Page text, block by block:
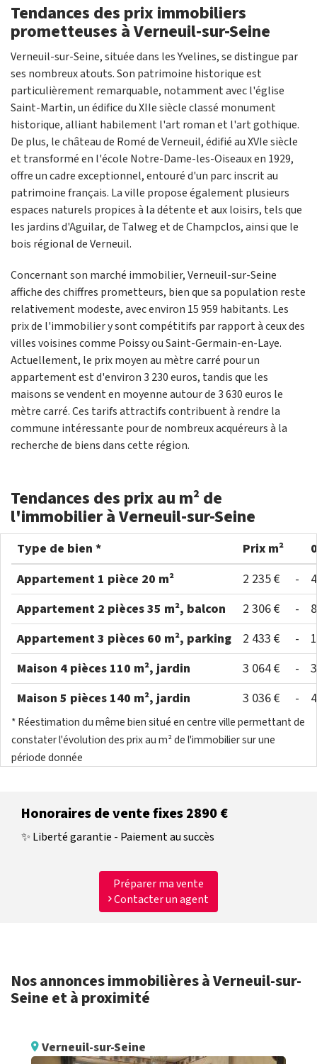
Tendances des prix immobiliers
prometteuses à Verneuil-sur-Seine
Verneuil-sur-Seine, située dans les Yvelines, se distingue par
ses nombreux atouts. Son patrimoine historique est
particulièrement remarquable, notamment avec l'église
Saint-Martin, un édifice du XIIe siècle classé monument
historique, alliant habilement l'art roman et l'art gothique.
De plus, le château de Romé de Verneuil, édifié au XVIe siècle
et transformé en l'école Notre-Dame-les-Oiseaux en 1929,
offre un cadre exceptionnel, entouré d'un parc inscrit au
patrimoine français. La ville propose également plusieurs
espaces naturels propices à la détente et aux loisirs, tels que
les jardins d'Aguilar, de Talweg et de Champclos, ainsi que le
bois régional de Verneuil.
Concernant son marché immobilier, Verneuil-sur-Seine
affiche des chiffres prometteurs, bien que sa population reste
relativement modeste, avec environ 15 959 habitants. Les
prix de l'immobilier y sont compétitifs par rapport à ceux des
villes voisines comme Poissy ou Saint-Germain-en-Laye.
Actuellement, le prix moyen au mètre carré pour un
appartement est d'environ 3 230 euros, tandis que les
maisons se vendent en moyenne autour de 3 630 euros le
mètre carré. Ces tarifs attractifs contribuent à rendre la
commune intéressante pour de nombreux acquéreurs à la
recherche de biens dans cette région.
Tendances des prix au m² de
l'immobilier à Verneuil-sur-Seine
Type de bien * Prix m²
Appartement 1 pièce 20 m²
2 235 € -
Appartement 2 pièces 35 m², balcon
2 306 € -
Appartement 3 pièces 60 m², parking
2 433 € -
Maison 4 pièces 110 m², jardin
3 064 € -
Maison 5 pièces 140 m², jardin
3 036 € -
* Réestimation du même bien situé en centre ville permettant de
constater l'évolution des prix au m² de l'immobilier sur une
période donnée
Honoraires de vente fixes 2890 €
✨ Liberté garantie - Paiement au succès
Préparer ma vente
Contacter un agent
Nos annonces immobilières à Verneuil-sur-
Seine et à proximité
Verneuil-sur-Seine